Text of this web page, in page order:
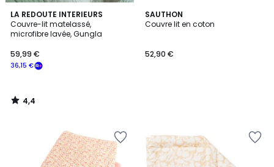
LA REDOUTE INTERIEURS
Couvre-lit matelassé,
microfibre lavée, Gungla
36,15 €
59,99 €
4,4
/ 5
4,4
/
SAUTHON
Couvre lit en coton
52,90 €